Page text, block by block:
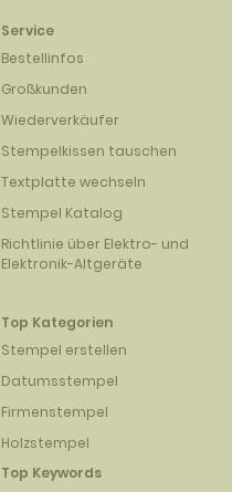
Service
Bestellinfos
Großkunden
Wiederverkäufer
Stempelkissen tauschen
Textplatte wechseln
Stempel Katalog
Richtlinie über Elektro- und
Elektronik-Altgeräte
Top Kategorien
Stempel erstellen
Datumsstempel
Firmenstempel
Holzstempel
Top Keywords